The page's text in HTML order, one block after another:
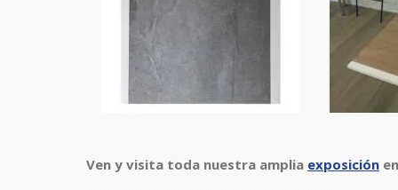
Ven y visita toda nuestra amplia exposición